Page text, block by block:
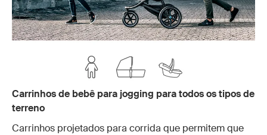
Carrinhos de bebê para jogging para todos os tipos de
terreno
Carrinhos projetados para corrida que permitem que